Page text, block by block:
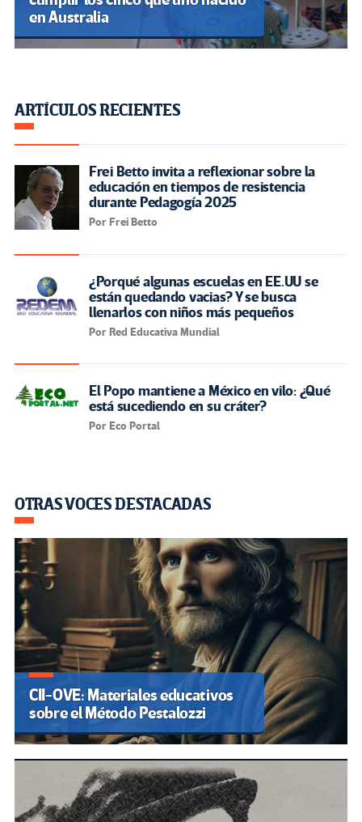
en Australia
ARTÍCULOS RECIENTES
Frei Betto invita a reflexionar sobre la
educación en tiempos de resistencia
durante Pedagogía 2025
Por Frei Betto
¿Porqué algunas escuelas en EE.UU se
están quedando vacias? Y se busca
llenarlos con niños más pequeños
Por Red Educativa Mundial
El Popo mantiene a México en vilo: ¿Qué
está sucediendo en su cráter?
Por Eco Portal
OTRAS VOCES DESTACADAS
CII-OVE: Materiales educativos
sobre el Método Pestalozzi